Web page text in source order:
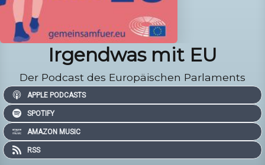
Irgendwas mit EU
Der Podcast des Europäischen Parlaments
APPLE PODCASTS
SPOTIFY
AMAZON MUSIC
RSS